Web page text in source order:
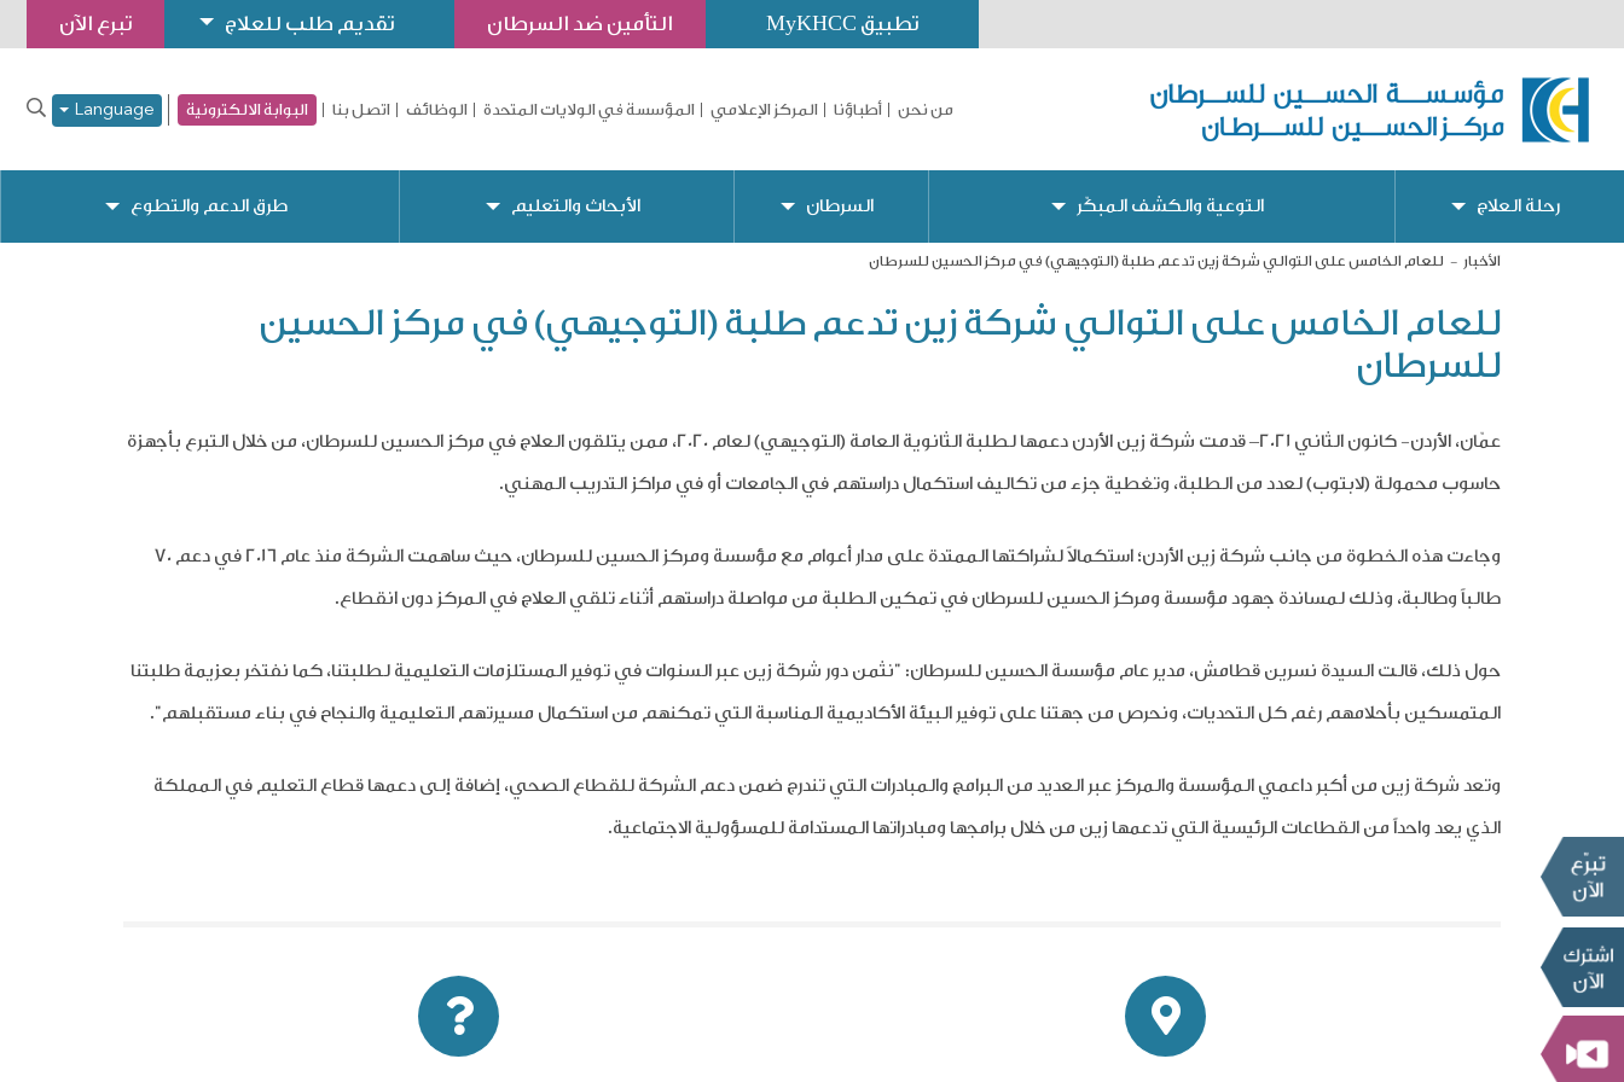
تبرع الآن تقديم طلب للعلاج التأمين ضد السرطان تطبيق MyKHCC
من نحن أطباؤنا المركز الإعلامي المؤسسة في الولايات المتحدة الوظائف اتصل بنا البوابة الالكترونية Language
رحلة العلاج التوعية والكشف المبكّر السرطان الأبحاث والتعليم طرق الدعم والتطوع
الأخبار للعام الخامس على التوالي شركة زين تدعم طلبة (التوجيهي) في مركز الحسين للسرطان
للعام الخامس على التوالي شركة زين تدعم طلبة (التوجيهي) في مركز الحسين
للسرطان
عمّان، الأردن- كانون الثاني 2021 – قدمت شركة زين الأردن دعمها لطلبة الثانوية العامة (التوجيهي) لعام 2020، ممن يتلقون العلاج في مركز الحسين للسرطان، من خلال التبرع بأجهزة
حاسوب محمولة (لابتوب) لعدد من الطلبة، وتغطية جزء من تكاليف استكمال دراستهم في الجامعات أو في مراكز التدريب المهني.
وجاءت هذه الخطوة من جانب شركة زين الأردن؛ استكمالاً لشراكتها الممتدة على مدار أعوام مع مؤسسة ومركز الحسين للسرطان، حيث ساهمت الشركة منذ عام 2016 في دعم 70
طالباً وطالبة، وذلك لمساندة جهود مؤسسة ومركز الحسين للسرطان في تمكين الطلبة من مواصلة دراستهم أثناء تلقي العلاج في المركز دون انقطاع.
حول ذلك، قالت السيدة نسرين قطامش، مدير عام مؤسسة الحسين للسرطان: "نثمن دور شركة زين عبر السنوات في توفير المستلزمات التعليمية لطلبتنا، كما نفتخر بعزيمة طلبتنا
المتمسكين بأحلامهم رغم كل التحديات، ونحرص من جهتنا على توفير البيئة الأكاديمية المناسبة التي تمكنهم من استكمال مسيرتهم التعليمية والنجاح في بناء مستقبلهم".
وتعد شركة زين من أكبر داعمي المؤسسة والمركز عبر العديد من البرامج والمبادرات التي تندرج ضمن دعم الشركة للقطاع الصحي، إضافة إلى دعمها قطاع التعليم في المملكة
الذي يعد واحداً من القطاعات الرئيسية التي تدعمها زين من خلال برامجها ومبادراتها المستدامة للمسؤولية الاجتماعية.